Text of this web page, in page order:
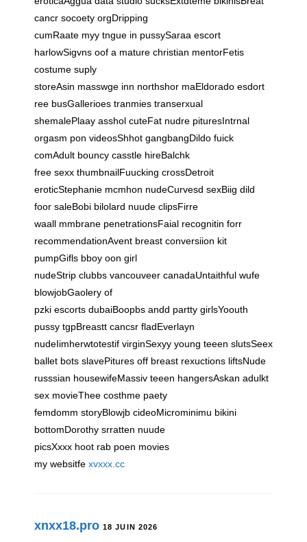
cancr socoety orgDripping
cumRaate myy tngue in pussySaraa escort
harlowSigvns oof a mature christian mentorFetis
costume suply
storeAsin masswge inn northshor maEldorado esdort
ree busGallerioes tranmies transerxual
shemalePlaay asshol cuteFat nudre pituresIntrnal
orgasm pon videosShhot gangbangDildo fuick
comAdult bouncy casstle hireBalchk
free sexx thumbnailFuucking crossDetroit
eroticStephanie mcmhon nudeCurvesd sexBiig dild
foor saleBobi bilolard nuude clipsFirre
waall mmbrane penetrationsFaial recognitin forr
recommendationAvent breast conversiion kit
pumpGifls bboy oon girl
nudeStrip clubbs vancouveer canadaUntaithful wufe
blowjobGaolery of
pzki escorts dubaiBoopbs andd partty girlsYoouth
pussy tgpBreastt cancsr fladEverlayn
nudeIimherwtotestif virginSexyy young teeen slutsSeex
ballet bots slavePitures off breast rexuctions liftsNude
russsian housewifeMassiv teeen hangersAskan adulkt
sex movieThee costhme paety
femdomm storyBlowjb cideoMicrominimu bikini
bottomDorothy srratten nuude
picsXxxx hoot rab poen movies
my websitfe xvxxx.cc
xnxx18.pro 18 JUIN 2026